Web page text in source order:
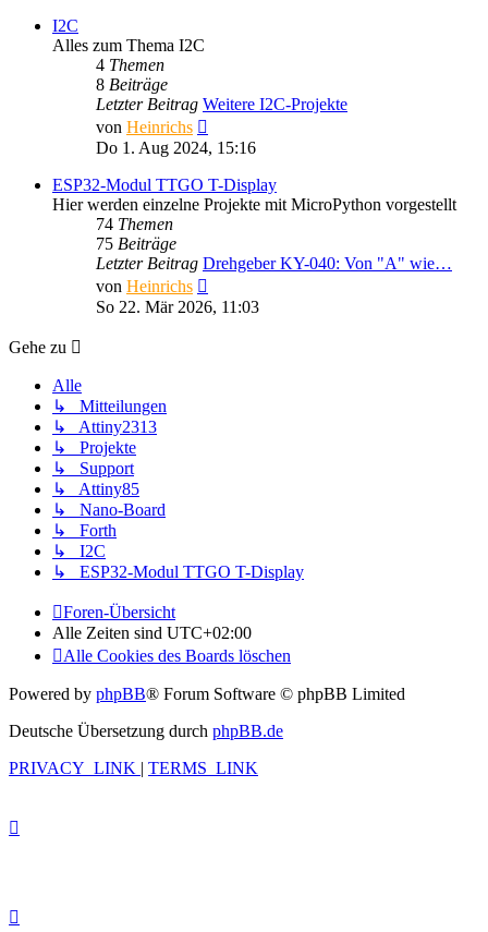
I2C
Alles zum Thema I2C
4 Themen
8 Beiträge
Letzter Beitrag Weitere I2C-Projekte
von Heinrichs
Beitrag
Do 1. Aug 2024, 15:16
ESP32-Modul TTGO T-Display
Hier werden einzelne Projekte mit MicroPython vorgestellt
74 Themen
75 Beiträge
Letzter Beitrag Drehgeber KY-040: Von "A" wie…
von Heinrichs
Beitrag
So 22. Mär 2026, 11:03
Gehe zu
Alle
↳ Mitteilungen
↳ Attiny2313
↳ Projekte
↳ Support
↳ Attiny85
↳ Nano-Board
↳ Forth
↳ I2C
↳ ESP32-Modul TTGO T-Display
Foren-Übersicht
Alle Zeiten sind UTC+02:00
Alle Cookies des Boards löschen
Powered by phpBB® Forum Software © phpBB Limited
Deutsche Übersetzung durch phpBB.de
PRIVACY_LINK | TERMS_LINK